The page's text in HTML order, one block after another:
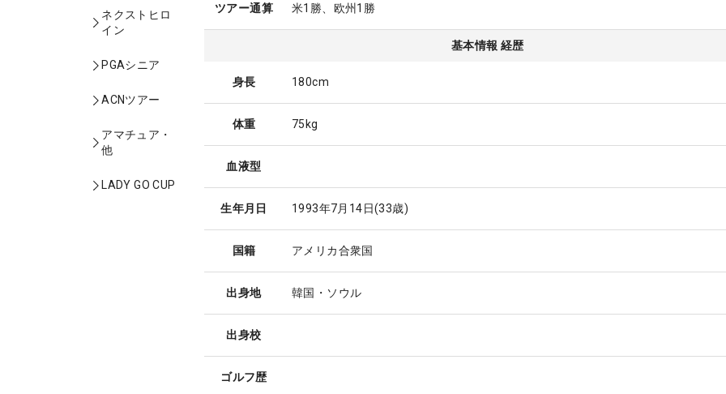
ネクストヒロ
イン
PGAシニア
ACNツアー
アマチュア・
他
LADY GO CUP
ツアー通算 米1勝、欧州1勝
基本情報 経歴
身長 180cm
体重 75kg
血液型
生年月日 1993年7月14日(33歳)
国籍 アメリカ合衆国
出身地 韓国・ソウル
出身校
ゴルフ歴